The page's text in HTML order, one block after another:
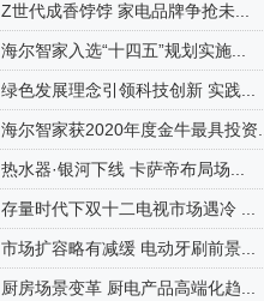
Z世代成香饽饽 家电品牌争抢未...
海尔智家入选“十四五”规划实施...
绿色发展理念引领科技创新 实践...
海尔智家获2020年度金牛最具投资...
热水器·银河下线 卡萨帝布局场...
存量时代下双十二电视市场遇冷 ...
市场扩容略有减缓 电动牙刷前景...
厨房场景变革 厨电产品高端化趋...